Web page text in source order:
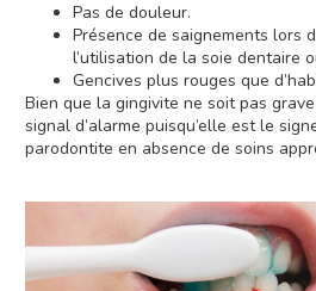
Pas de douleur.
Présence de saignements lors
l’utilisation de la soie dentaire
Gencives plus rouges que
Bien que la gingivite ne soit pas
signal d’alarme puisqu’elle est le
parodontite en absence de soins